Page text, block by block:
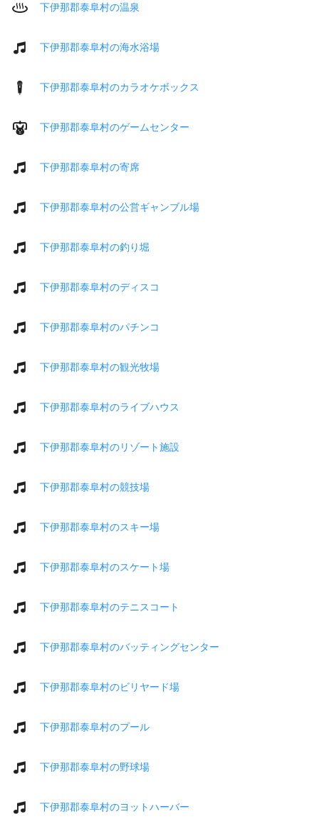
下伊那郡泰阜村の温泉
下伊那郡泰阜村の海水浴場
下伊那郡泰阜村のカラオケボックス
下伊那郡泰阜村のゲームセンター
下伊那郡泰阜村の寄席
下伊那郡泰阜村の公営ギャンブル場
下伊那郡泰阜村の釣り堀
下伊那郡泰阜村のディスコ
下伊那郡泰阜村のパチンコ
下伊那郡泰阜村の観光牧場
下伊那郡泰阜村のライブハウス
下伊那郡泰阜村のリゾート施設
下伊那郡泰阜村の競技場
下伊那郡泰阜村のスキー場
下伊那郡泰阜村のスケート場
下伊那郡泰阜村のテニスコート
下伊那郡泰阜村のバッティングセンター
下伊那郡泰阜村のビリヤード場
下伊那郡泰阜村のプール
下伊那郡泰阜村の野球場
下伊那郡泰阜村のヨットハーバー